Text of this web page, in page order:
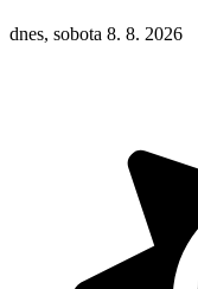
dnes, sobota 8. 8. 2026